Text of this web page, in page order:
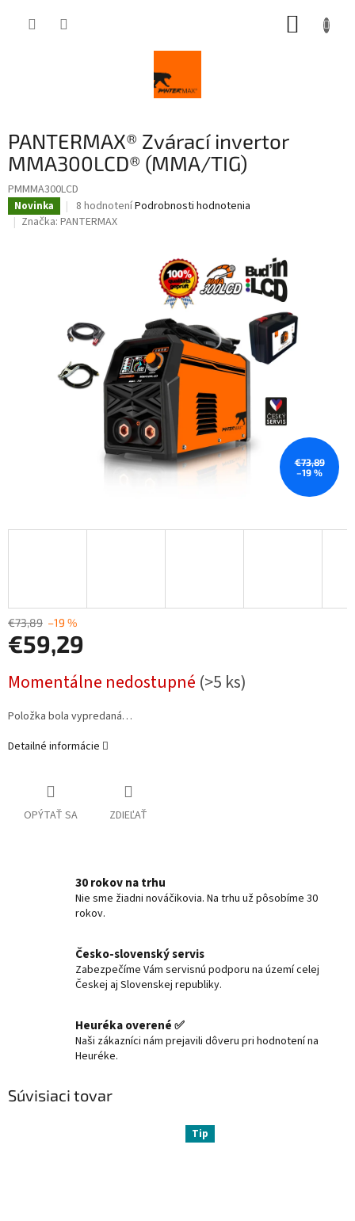
PANTERMAX® Zvárací invertor
MMA300LCD® (MMA/TIG)
PMMMA300LCD
Novinka
Priemerné
hodnotenie
8 hodnoteníPodrobnosti hodnotenia
Značka: PANTERMAX
€73,89
–19 %
€73,89 –19 %
€59,29
cena:
Momentálne nedostupné (>5 ks)
Položka bola vypredaná…
Detailné informácie
OPÝTAŤ SA ZDIEĽAŤ
30 rokov na trhu
Nie sme žiadni nováčikovia. Na trhu už pôsobíme 30
rokov.
Česko-slovenský servis
Zabezpečíme Vám servisnú podporu na území celej
Českej aj Slovenskej republiky.
Heuréka overené ✅
Naši zákazníci nám prejavili dôveru pri hodnotení na
Heuréke.
Súvisiaci tovar
Tip